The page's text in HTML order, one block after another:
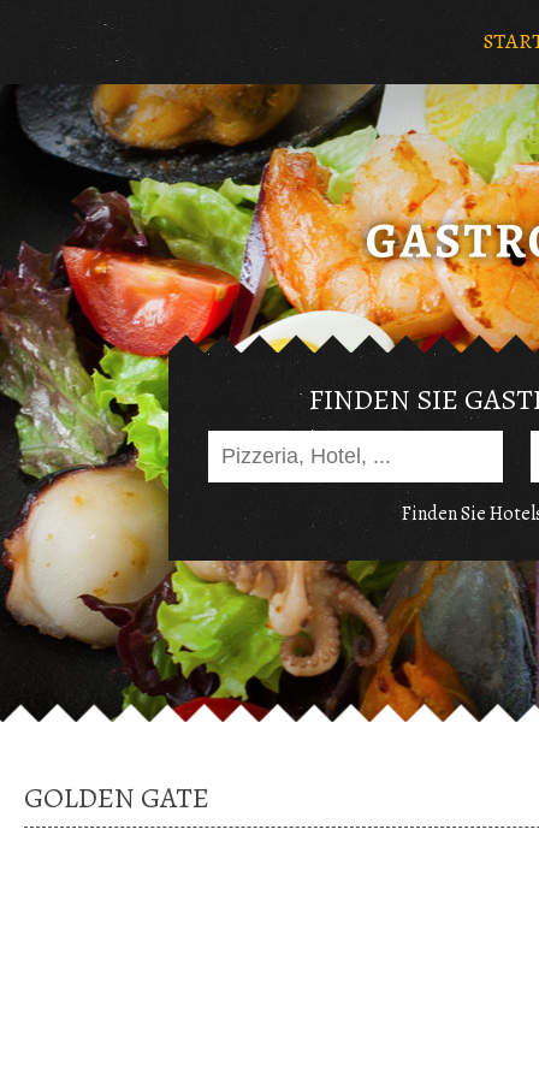
FINDEN SIE
Finden Sie
GOLDEN GATE